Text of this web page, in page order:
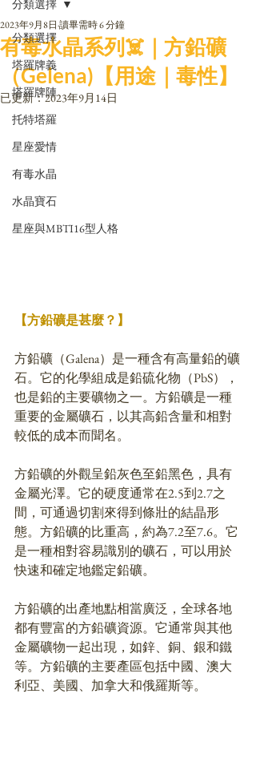
分類選擇
塔羅牌義
塔羅牌陣
托特塔羅
星座愛情
有毒水晶
水晶寶石
星座與MBTI16型人格
分類選擇
有毒水晶系列☠️｜方鉛礦
（Gelena)【用途｜毒性】
2023年9月8日 讀畢需時 6 分鐘
已更新：2023年9月14日
【方鉛礦是甚麼？】
方鉛礦（Galena）是一種含有高量鉛的礦
石。它的化學組成是鉛硫化物（PbS），
也是鉛的主要礦物之一。方鉛礦是一種
重要的金屬礦石，以其高鉛含量和相對
較低的成本而聞名。
方鉛礦的外觀呈鉛灰色至鉛黑色，具有
金屬光澤。它的硬度通常在2.5到2.7之
間，可通過切割來得到條壯的結晶形
態。方鉛礦的比重高，約為7.2至7.6。它
是一種相對容易識別的礦石，可以用於
快速和確定地鑑定鉛礦。
方鉛礦的出產地點相當廣泛，全球各地
都有豐富的方鉛礦資源。它通常與其他
金屬礦物一起出現，如鋅、銅、銀和鐵
等。方鉛礦的主要產區包括中國、澳大
利亞、美國、加拿大和俄羅斯等。